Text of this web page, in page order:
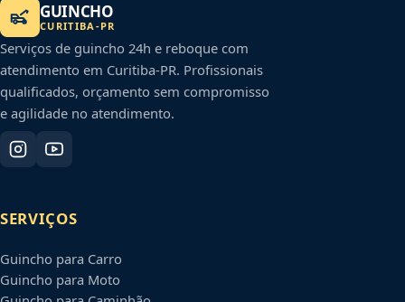
GUINCHO
CURITIBA -PR
Serviços de guincho 24h e reboque com
atendimento em Curitiba-PR. Profissionais
qualificados, orçamento sem compromisso
e agilidade no atendimento.
SERVIÇOS
Guincho para Carro
Guincho para Moto